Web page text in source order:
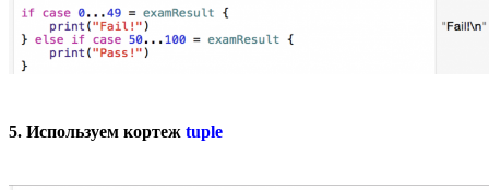
5. Используем кортеж tuple